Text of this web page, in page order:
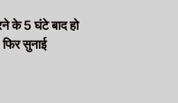
के 5 घंटे बाद हो
फिर सुनाई